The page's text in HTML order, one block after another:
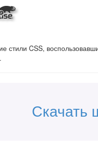
стили CSS,
Скачать